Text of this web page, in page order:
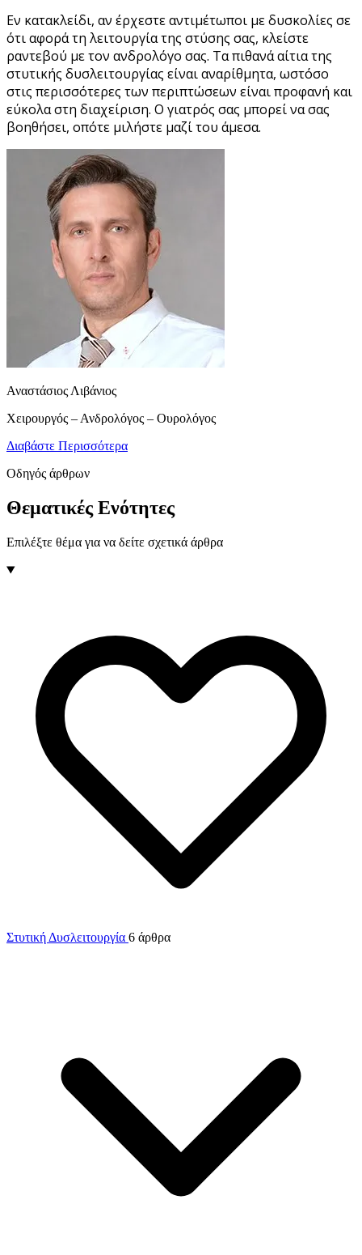
Εν κατακλείδι, αν έρχεστε αντιμέτωποι με δυσκολίες σε
ότι αφορά τη λειτουργία της στύσης σας, κλείστε
ραντεβού με τον ανδρολόγο σας. Τα πιθανά αίτια της
στυτικής δυσλειτουργίας είναι αναρίθμητα, ωστόσο
στις περισσότερες των περιπτώσεων είναι προφανή και
εύκολα στη διαχείριση. Ο γιατρός σας μπορεί να σας
βοηθήσει, οπότε μιλήστε μαζί του άμεσα.
Αναστάσιος Λιβάνιος
Χειρουργός – Ανδρολόγος – Ουρολόγος
Διαβάστε Περισσότερα
Οδηγός άρθρων
Θεματικές Ενότητες
Επιλέξτε θέμα για να δείτε σχετικά άρθρα
Στυτική Δυσλειτουργία 6 άρθρα